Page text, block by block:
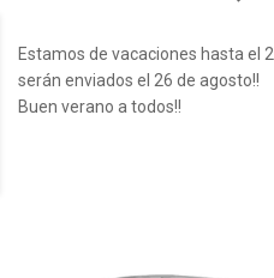
Estamos de vacaciones hasta el
serán enviados el 26 de agosto!!
Buen verano a todos!!